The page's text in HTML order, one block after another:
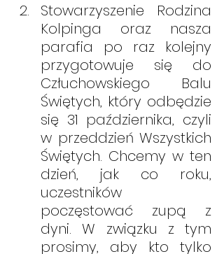
Stowarzyszenie Rodzina
Kolpinga oraz nasza
parafia po raz kolejny
przygotowuje się do
Człuchowskiego Balu
Świętych, który odbędzie
się 31 października, czyli
w przeddzień Wszystkich
Świętych. Chcemy w ten
dzień, jak co roku,
uczestników
poczęstować zupą z
dyni. W związku z tym
prosimy, aby kto tylko